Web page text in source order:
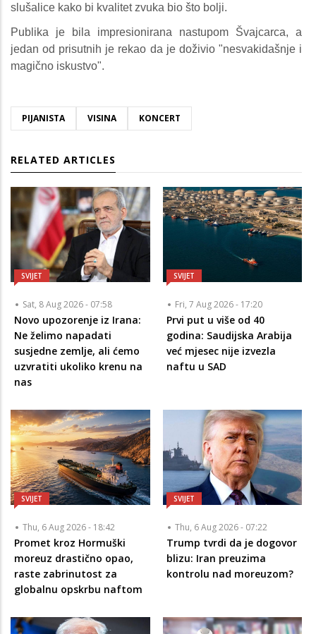
slušalice kako bi kvalitet zvuka bio što bolji.
Publika je bila impresionirana nastupom Švajcarca, a
jedan od prisutnih je rekao da je doživio "nesvakidašnje i
magično iskustvo".
PIJANISTA VISINA KONCERT
RELATED ARTICLES
SVIJET
Sat, 8 Aug 2026 - 07:58
Novo upozorenje iz Irana:
Ne želimo napadati
susjedne zemlje, ali ćemo
uzvratiti ukoliko krenu na
nas
SVIJET
Fri, 7 Aug 2026 - 17:20
Prvi put u više od 40
godina: Saudijska Arabija
već mjesec nije izvezla
naftu u SAD
SVIJET
Thu, 6 Aug 2026 - 18:42
Promet kroz Hormuški
moreuz drastično opao,
raste zabrinutost za
globalnu opskrbu naftom
SVIJET
Thu, 6 Aug 2026 - 07:22
Trump tvrdi da je dogovor
blizu: Iran preuzima
kontrolu nad moreuzom?